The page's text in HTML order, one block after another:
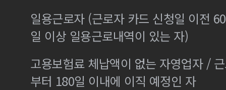
일용근로자 (근로자 카드 신청일 이전
일 이상 일용근로내역이 있는 자)
고용보험료 체납액이 없는 자영업자 /
부터 180일 이내에 이직 예정인 자